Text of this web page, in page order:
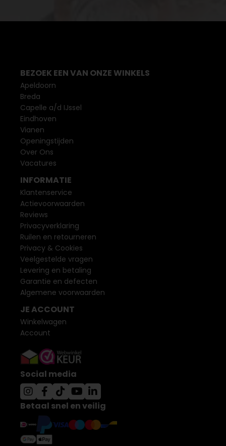
BEZOEK EEN VAN ONZE WINKELS
Apeldoorn
Breda
Capelle a/d IJssel
Eindhoven
Vianen
Openingstijden
Over Ons
Vacatures
INFORMATIE
Klantenservice
Actievoorwaarden
Reviews
Privacyverklaring
Ruilen en retourneren
Privacy & Cookies
Veelgestelde vragen
Levering en betaling
Garantie en defecten
Algemene voorwaarden
JE ACCOUNT
Winkelwagen
Account
Social media
Betaal snel en veilig